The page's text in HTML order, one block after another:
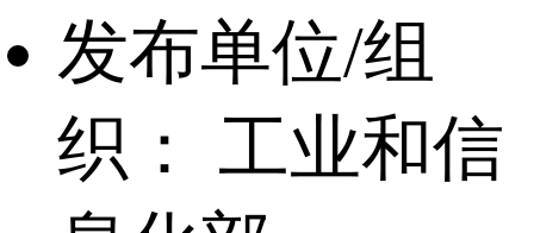
发布单位/组
织： 工业和信